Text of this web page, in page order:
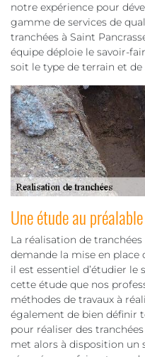
notre expérience pour
gamme de services de
tranchées à Saint
équipe déploie le savoir-
soit le type de terrain et de
Une étude au préalable
La réalisation de
demande la mise en place
il est essentiel d’étudier le
cette étude que nos
méthodes de travaux à
également de bien définir
pour réaliser des
met alors à disposition un